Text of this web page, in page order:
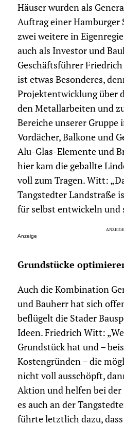
Häuser wurden als
Auftrag einer
zwei weitere in
auch als Investor und
Geschäftsführer
ist etwas Besonderes,
Projektentwicklung über
den Metallarbeiten und
Bereiche unserer Gruppe
Vordächer, Balkone und
Alu-Glas-Elemente und
hier kam die geballte
voll zum Tragen. Witt:
Tangstedter Landstraße
für selbst entwickeln und
Anzeige
Grundstücke
Auch die Kombination
und Bauherr hat sich
beflügelt die Stader
Ideen. Friedrich Witt:
Grundstück hat und –
Kostengründen – die
nicht voll ausschöpft,
Aktion und helfen bei der
es auch an der
führte letztlich dazu,